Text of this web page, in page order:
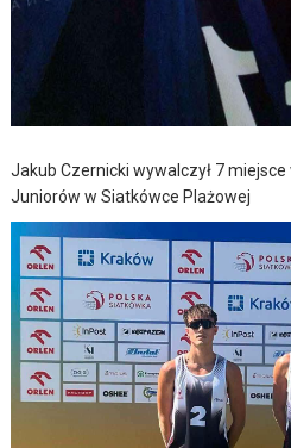
Jakub Czernicki wywalczył 7
Juniorów w Siatkówce Plażowej